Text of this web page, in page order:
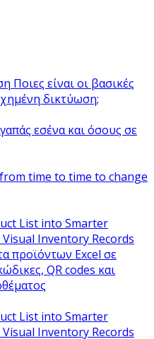
Ποιες είναι οι βασικές
δικτύωση;
εσένα και όσους σε
time to time to change
προϊόντων Excel σε
QR codes και